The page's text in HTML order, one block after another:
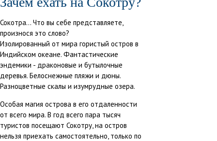
Сокотра... Что вы себе представляете,
произнося это слово?
Изолированный от мира гористый остров в
Индийском океане. Фантастические
эндемики - драконовые и бутылочные
деревья. Белоснежные пляжи и дюны.
Разноцветные скалы и изумрудные озера.
Особая магия острова в его отдаленности
от всего мира. В год всего пара тысяч
туристов посещают Сокотру, на остров
нельзя приехать самостоятельно, только по